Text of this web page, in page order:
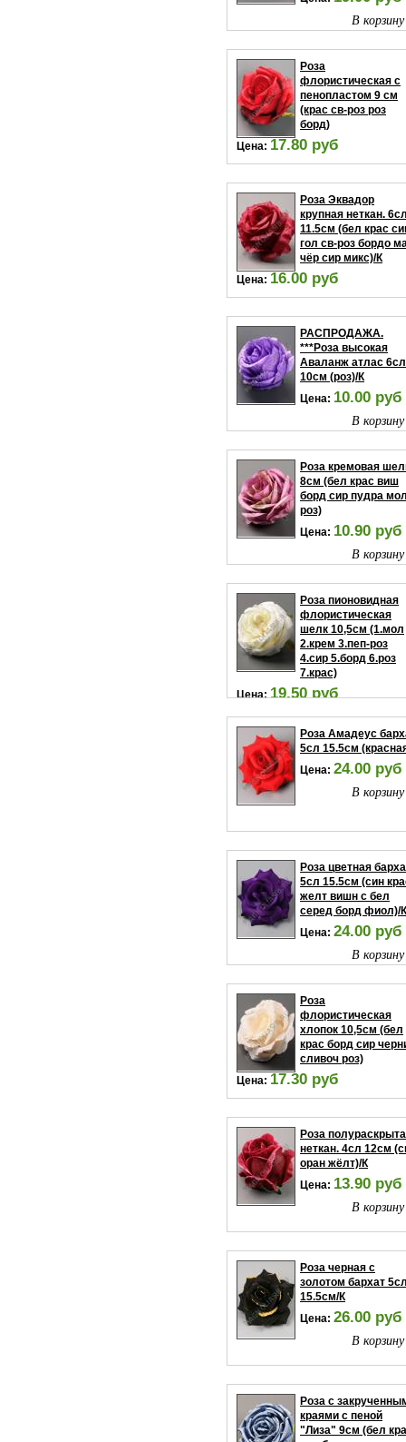
В
Роза
флористическая с
пенопластом 9 см
(крас св-роз роз
борд)
Цена: 17.80 руб
В
Роза Эквадор
крупная неткан.
11.5см (бел крас
гол св-роз бордо
чёр сир микс)/К
Цена: 16.00 руб
В
РАСПРОДАЖА.
***Роза высокая
Аваланж атлас 6сл
10см (роз)/К
Цена: 10.00 руб
В
Роза кремовая
8см (бел крас виш
борд сир пудра
роз)
Цена: 10.90 руб
В
Роза пионовидная
флористическая
шелк 10,5см (1.мол
2.крем 3.пеп-роз
4.сир 5.борд 6.роз
7.крас)
Цена:19.50 руб
В
Роза Амадеус
5сл 15.5см
Цена: 24.00 руб
В
Роза цветная
5сл 15.5см (син
желт вишн с бел
серед борд фиол)/К
Цена: 24.00 руб
В
Роза
флористическая
хлопок 10,5см (бел
крас борд сир
сливоч роз)
Цена: 17.30 руб
В
Роза
неткан. 4сл 12см
оран жёлт)/К
Цена: 13.90 руб
В
Роза черная с
золотом бархат
15.5см/К
Цена: 26.00 руб
В
Роза с
краями с пеной
"Лиза" 9см (бел